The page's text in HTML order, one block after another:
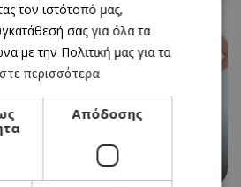
XENIARTSPACE
τον ιστότοπό μας,
σας για όλα τα
με την Πολιτική μας για τα
περισσότερα
Απόδοσης